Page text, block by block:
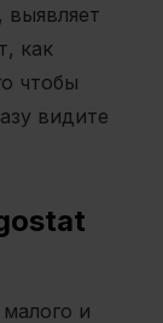
выявляет
как
чтобы
видите
и